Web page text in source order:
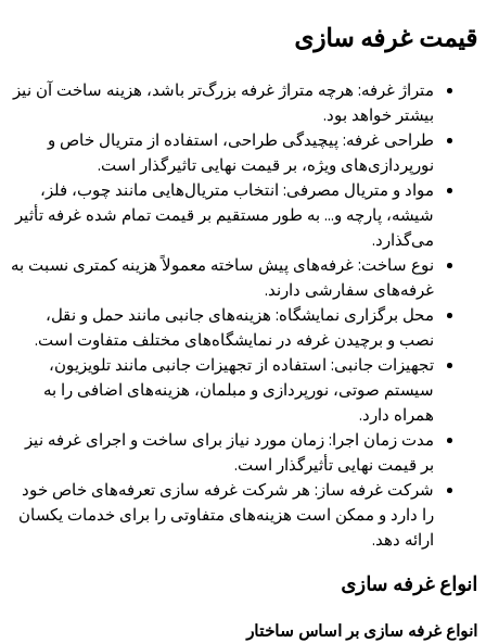
قیمت غرفه سازی
متراژ غرفه: هرچه متراژ غرفه بزرگ‌تر باشد، هزینه ساخت آن نیز
بیشتر خواهد بود.
طراحی غرفه: پیچیدگی طراحی، استفاده از متریال خاص و
نورپردازی‌های ویژه، بر قیمت نهایی تاثیرگذار است.
مواد و متریال مصرفی: انتخاب متریال‌هایی مانند چوب، فلز،
شیشه، پارچه و… به طور مستقیم بر قیمت تمام شده غرفه تأثیر
می‌گذارد.
نوع ساخت: غرفه‌های پیش ساخته معمولاً هزینه کمتری نسبت به
غرفه‌های سفارشی دارند.
محل برگزاری نمایشگاه: هزینه‌های جانبی مانند حمل و نقل،
نصب و برچیدن غرفه در نمایشگاه‌های مختلف متفاوت است.
تجهیزات جانبی: استفاده از تجهیزات جانبی مانند تلویزیون،
سیستم صوتی، نورپردازی و مبلمان، هزینه‌های اضافی را به
همراه دارد.
مدت زمان اجرا: زمان مورد نیاز برای ساخت و اجرای غرفه نیز
بر قیمت نهایی تأثیرگذار است.
شرکت غرفه ساز: هر شرکت غرفه سازی تعرفه‌های خاص خود
را دارد و ممکن است هزینه‌های متفاوتی را برای خدمات یکسان
ارائه دهد.
انواع غرفه سازی
انواع غرفه سازی بر اساس ساختار